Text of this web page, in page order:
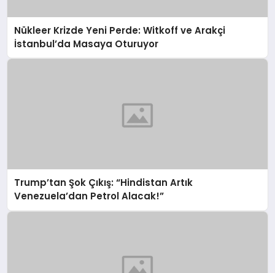
Nükleer Krizde Yeni Perde: Witkoff ve Arakçi
İstanbul’da Masaya Oturuyor
Trump’tan Şok Çıkış: “Hindistan Artık
Venezuela’dan Petrol Alacak!”